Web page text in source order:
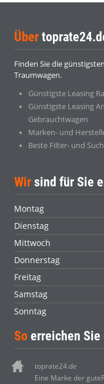
Über
Finden Sie die
Traumwagen.
Günstigste Leasing
Günstigste Leasing
Gebrauchtwagen
Marken- und
Beste Filter- und
Wir sind für Sie
Montag
Dienstag
Mittwoch
Donnerstag
Freitag
Samstag
Sonntag
So erreichen Sie
toprate24.de
Eine Marke der